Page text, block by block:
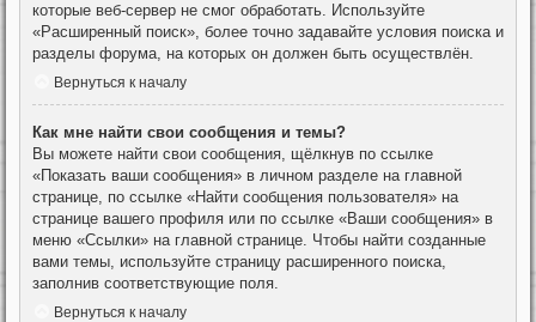
которые веб-сервер не смог обработать. Используйте
«Расширенный поиск», более точно задавайте условия поиска и
разделы форума, на которых он должен быть осуществлён.
Вернуться к началу
Как мне найти свои сообщения и темы?
Вы можете найти свои сообщения, щёлкнув по ссылке
«Показать ваши сообщения» в личном разделе на главной
странице, по ссылке «Найти сообщения пользователя» на
странице вашего профиля или по ссылке «Ваши сообщения» в
меню «Ссылки» на главной странице. Чтобы найти созданные
вами темы, используйте страницу расширенного поиска,
заполнив соответствующие поля.
Вернуться к началу